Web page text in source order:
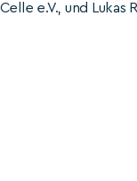
e.V., und Lukas